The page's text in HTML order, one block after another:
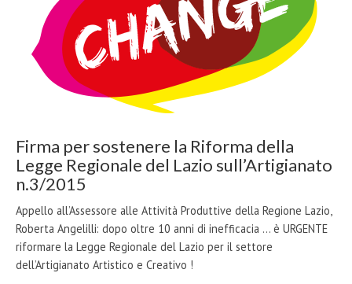
Firma per sostenere la Riforma della
Legge Regionale del Lazio sull’Artigianato
n.3/2015
Appello all’Assessore alle Attività Produttive della Regione Lazio,
Roberta Angelilli: dopo oltre 10 anni di inefficacia ... è URGENTE
riformare la Legge Regionale del Lazio per il settore
dell’Artigianato Artistico e Creativo !